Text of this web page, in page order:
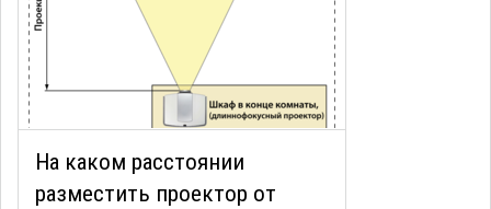
На каком расстоянии
разместить проектор от